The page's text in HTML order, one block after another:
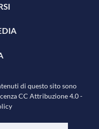
di questo sito sono
CC Attribuzione 4.0-